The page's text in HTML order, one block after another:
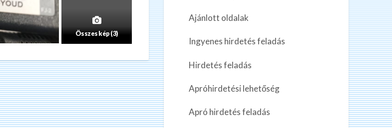
Összes kép (3)
Ajánlott oldalak
Ingyenes hirdetés feladás
Hirdetés feladás
Apróhirdetési lehetőség
Apró hirdetés feladás